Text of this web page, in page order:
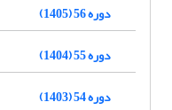
دوره 56 (1405)
دوره 55 (1404)
دوره 54 (1403)